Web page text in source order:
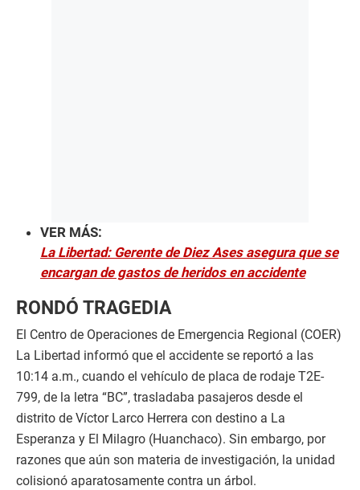
VER MÁS:
La Libertad: Gerente de Diez Ases asegura que se
encargan de gastos de heridos en accidente
RONDÓ TRAGEDIA
El Centro de Operaciones de Emergencia Regional (COER)
La Libertad informó que el accidente se reportó a las
10:14 a.m., cuando el vehículo de placa de rodaje T2E-
799, de la letra “BC”, trasladaba pasajeros desde el
distrito de Víctor Larco Herrera con destino a La
Esperanza y El Milagro (Huanchaco). Sin embargo, por
razones que aún son materia de investigación, la unidad
colisionó aparatosamente contra un árbol.